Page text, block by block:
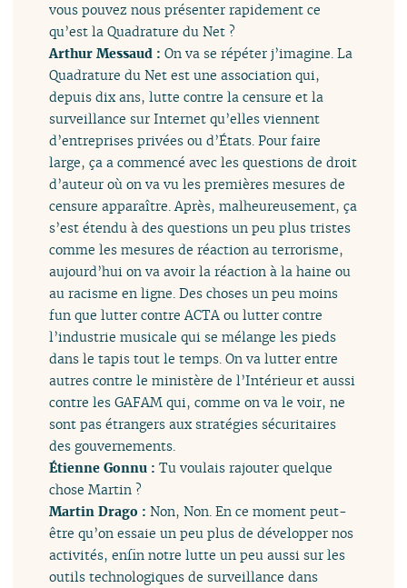
vous pouvez nous présenter rapidement ce
qu’est la Quadrature du Net ?
Arthur Messaud :On va se répéter j’imagine. La
Quadrature du Net est une association qui,
depuis dix ans, lutte contre la censure et la
surveillance sur Internet qu’elles viennent
d’entreprises privées ou d’États. Pour faire
large, ça a commencé avec les questions de droit
d’auteur où on va vu les premières mesures de
censure apparaître. Après, malheureusement, ça
s’est étendu à des questions un peu plus tristes
comme les mesures de réaction au terrorisme,
aujourd’hui on va avoir la réaction à la haine ou
au racisme en ligne. Des choses un peu moins
fun que lutter contre ACTA ou lutter contre
l’industrie musicale qui se mélange les pieds
dans le tapis tout le temps. On va lutter entre
autres contre le ministère de l’Intérieur et aussi
contre les GAFAM qui, comme on va le voir, ne
sont pas étrangers aux stratégies sécuritaires
des gouvernements.
Étienne Gonnu :Tu voulais rajouter quelque
chose Martin ?
Martin Drago :Non, Non. En ce moment peut-
être qu’on essaie un peu plus de développer nos
activités, enfin notre lutte un peu aussi sur les
outils technologiques de surveillance dans